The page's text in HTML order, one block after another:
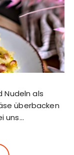
Nudeln als
überbacken
uns…